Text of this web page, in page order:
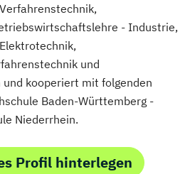
- Industrie,
und
kooperiert mit folgenden
Baden-Württemberg -
Niederrhein.
Profil hinterlegen